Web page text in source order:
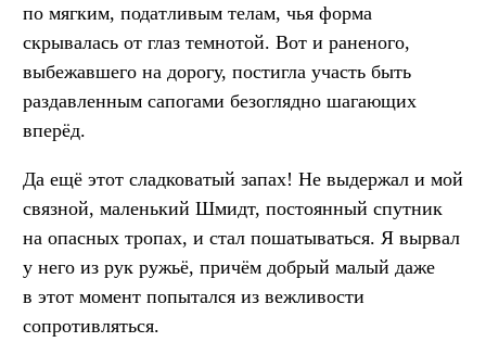
по мягким, податливым телам, чья форма
скрывалась от глаз темнотой. Вот и раненого,
выбежавшего на дорогу, постигла участь быть
раздавленным сапогами безоглядно шагающих
вперёд.
Да ещё этот сладковатый запах! Не выдержал и мой
связной, маленький Шмидт, постоянный спутник
на опасных тропах, и стал пошатываться. Я вырвал
у него из рук ружьё, причём добрый малый даже
в этот момент попытался из вежливости
сопротивляться.